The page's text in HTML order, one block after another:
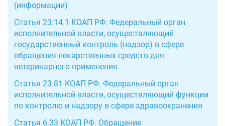
(информации)
Статья 23.14.1 КОАП РФ. Федеральный орган
исполнительной власти, осуществляющий
государственный контроль (надзор) в сфере
обращения лекарственных средств для
ветеринарного применения
Статья 23.81 КОАП РФ. Федеральный орган
исполнительной власти, осуществляющий функции
по контролю и надзору в сфере здравоохранения
Статья 6.33 КОАП РФ. Обращение